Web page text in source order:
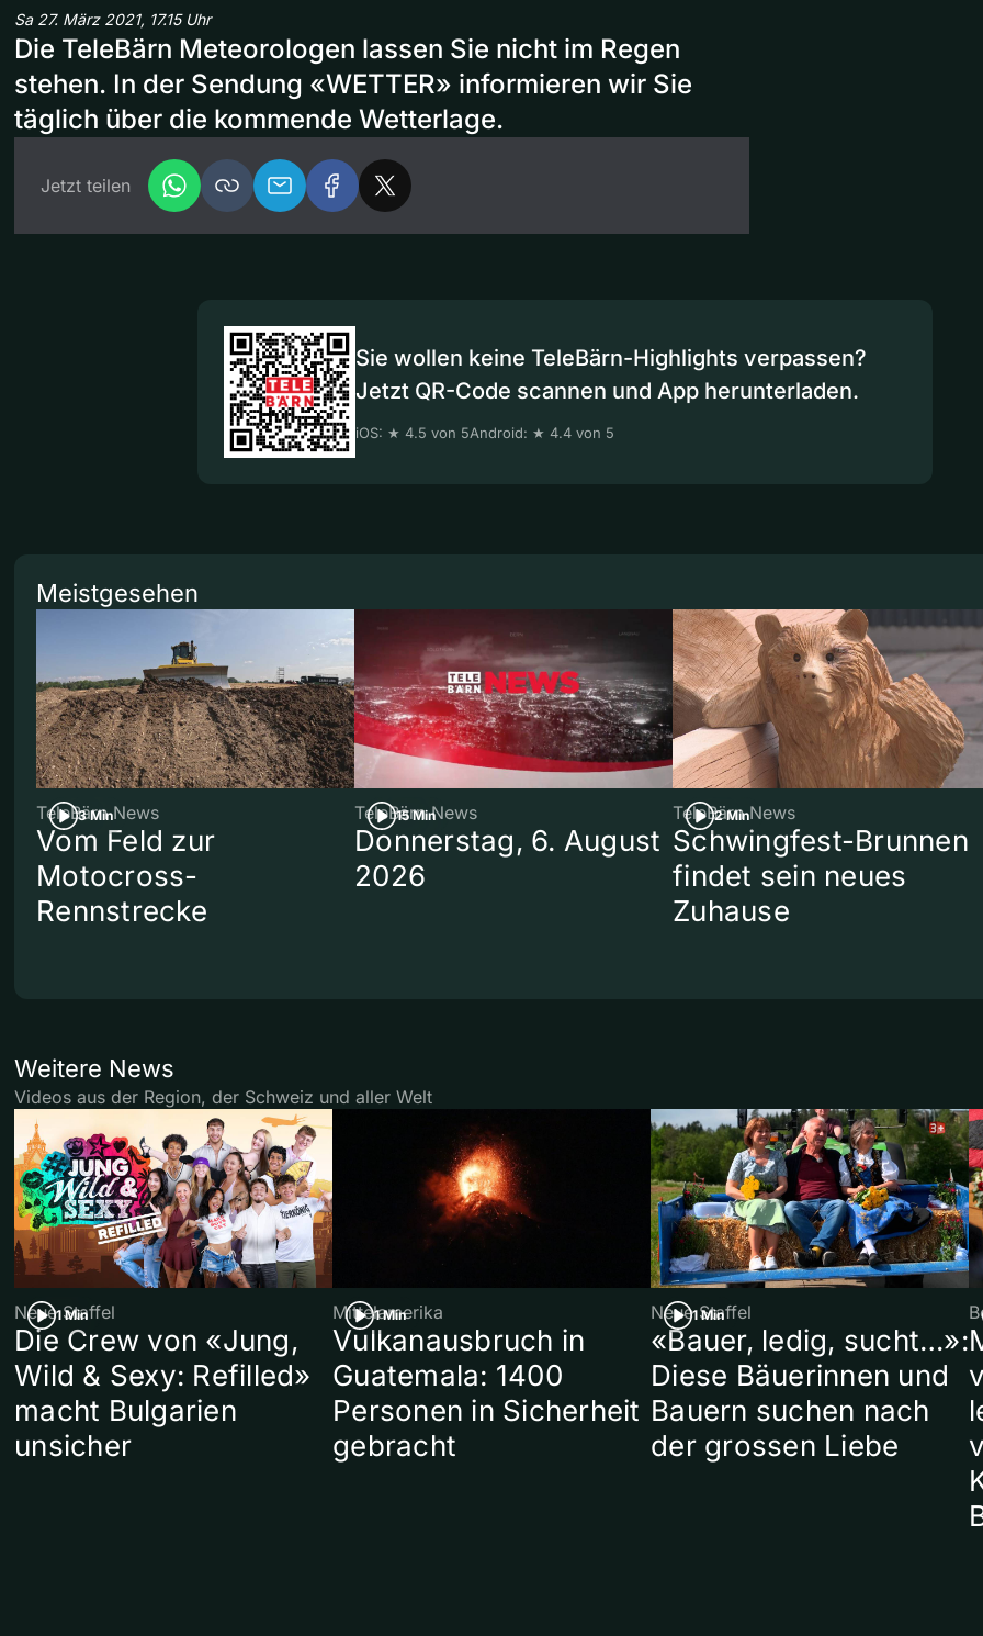
Sa 27. März 2021, 17.15 Uhr
Die TeleBärn Meteorologen lassen Sie nicht im Regen
stehen. In der Sendung «WETTER» informieren wir Sie
täglich über die kommende Wetterlage.
Jetzt teilen
Sie wollen keine TeleBärn-Highlights verpassen?
Jetzt QR-Code scannen und App herunterladen.
iOS: ★ 4.5 von 5Android: ★ 4.4 von 5
Meistgesehen
3 Min
TeleBärn News
Vom Feld zur
Motocross-
Rennstrecke
15 Min
TeleBärn News
Donnerstag, 6. August
2026
2 Min
TeleBärn News
Schwingfest-Brunnen
findet sein neues
Zuhause
Weitere News
Videos aus der Region, der Schweiz und aller Welt
1 Min
Neue Staffel
Die Crew von «Jung,
Wild & Sexy: Refilled»
macht Bulgarien
unsicher
1 Min
Mittelamerika
Vulkanausbruch in
Guatemala: 1400
Personen in Sicherheit
gebracht
1 Min
Neue Staffel
«Bauer, ledig, sucht…»:
Diese Bäuerinnen und
Bauern suchen nach
der grossen Liebe